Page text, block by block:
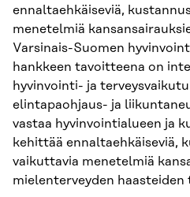
ennaltaehkäiseviä,
menetelmiä
Varsinais-Suomen
hankkeen tavoitteena on
hyvinvointi- ja
elintapaohjaus- ja
vastaa hyvinvointialueen ja
kehittää ennaltaehkäiseviä,
vaikuttavia menetelmiä
mielenterveyden haasteiden